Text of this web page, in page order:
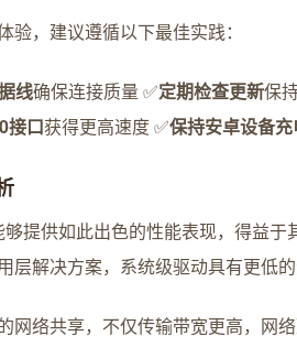
验，建议遵循以下最佳实践：
线确保连接质量 ✅定期检查更新保
接口获得更高速度 ✅保持安卓设备充
提供如此出色的性能表现，得益于
层解决方案，系统级驱动具有更低
网络共享，不仅传输带宽更高，网